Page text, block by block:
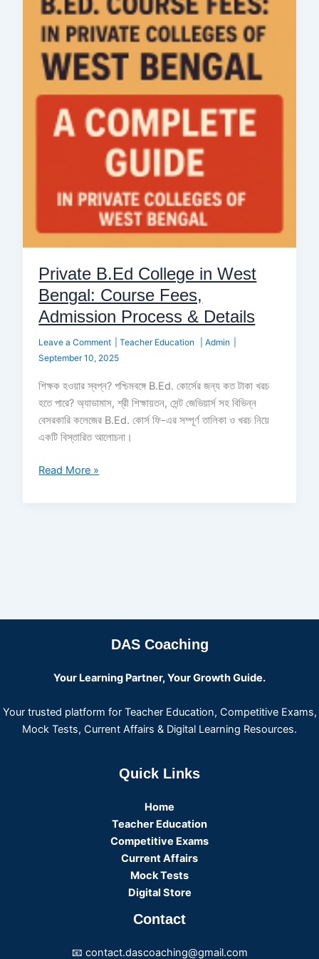
Private B.Ed College in West
Bengal: Course Fees,
Admission Process & Details
Leave a Comment |Teacher Education |Admin
September 10, 2025
শিক্ষক হওয়ার স্বপ্ন? পশ্চিমবঙ্গে B.Ed. কোর্সের জন্য কত টাকা খরচ
হতে পারে? অ্যাডামাস, শ্রী শিক্ষায়তন, সেন্ট জেভিয়ার্স সহ বিভিন্ন
বেসরকারি কলেজের B.Ed. কোর্স ফি-এর সম্পূর্ণ তালিকা ও খরচ নিয়ে
একটি বিস্তারিত আলোচনা।
College
West
Bengal:
Course
Admission
Process
Read More »
DAS Coaching
Your Learning Partner, Your Growth Guide.
Your trusted platform for Teacher Education, Competitive Exams,
Mock Tests, Current Affairs & Digital Learning Resources.
Quick Links
Home
Teacher Education
Competitive Exams
Current Affairs
Mock Tests
Digital Store
Contact
📧 contact.dascoaching@gmail.com